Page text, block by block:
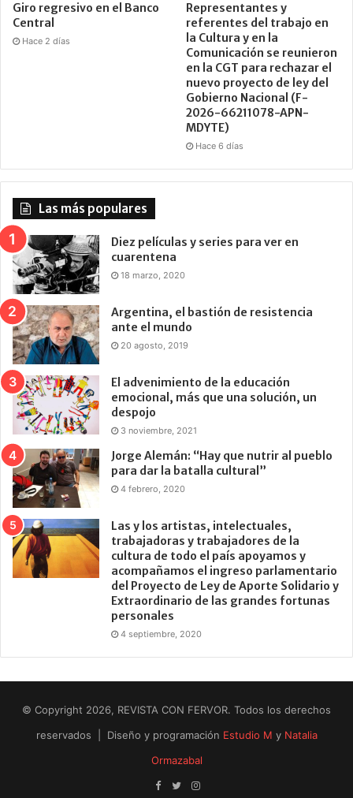
Giro regresivo en el Banco
Central
Hace 2 días
Representantes y
referentes del trabajo en
la Cultura y en la
Comunicación se reunieron
en la CGT para rechazar el
nuevo proyecto de ley del
Gobierno Nacional (F-
2026-66211078-APN-
MDYTE)
Hace 6 días
Las más populares
Diez películas y series para ver en
cuarentena
18 marzo, 2020
Argentina, el bastión de resistencia
ante el mundo
20 agosto, 2019
El advenimiento de la educación
emocional, más que una solución, un
despojo
3 noviembre, 2021
Jorge Alemán: “Hay que nutrir al pueblo
para dar la batalla cultural”
4 febrero, 2020
Las y los artistas, intelectuales,
trabajadoras y trabajadores de la
cultura de todo el país apoyamos y
acompañamos el ingreso parlamentario
del Proyecto de Ley de Aporte Solidario y
Extraordinario de las grandes fortunas
personales
4 septiembre, 2020
© Copyright 2026, REVISTA CON FERVOR. Todos los derechos
reservados | Diseño y programación Estudio M y Natalia
Ormazabal